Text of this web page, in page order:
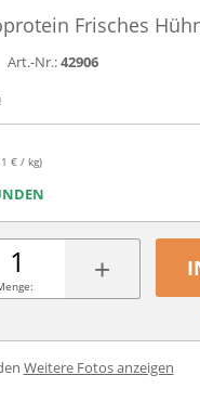
Frisches
Art.-Nr.:42906
€ / kg)
+
Weitere Fotos anzeigen